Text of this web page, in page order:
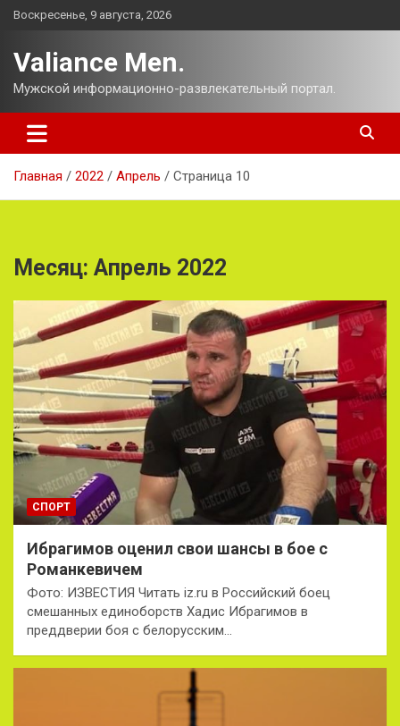
Перейти
Воскресенье, 9 августа, 2026
Valiance Men.
Мужской информационно-развлекательный портал.
Главная 2022 Апрель Страница 10
Месяц: Апрель 2022
СПОРТ
Ибрагимов оценил свои шансы в бое с
Романкевичем
Фото: ИЗВЕСТИЯ Читать iz.ru в Российский боец
смешанных единоборств Хадис Ибрагимов в
преддверии боя с белорусским…